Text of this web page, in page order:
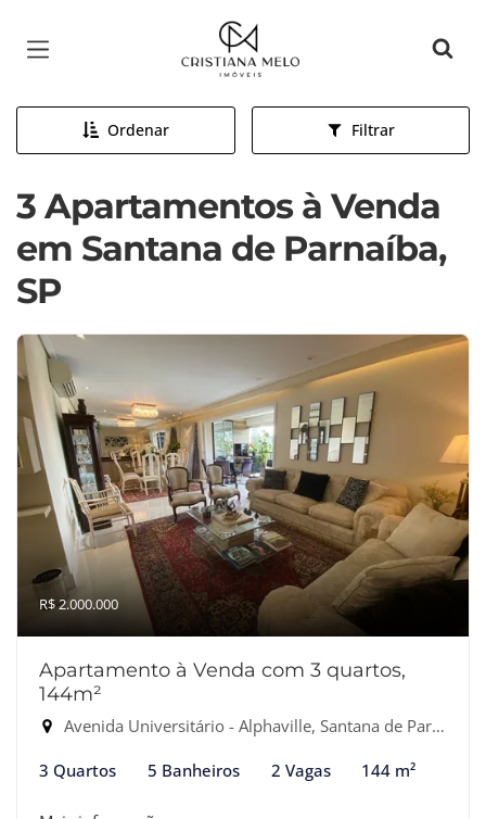
Página inicial
Ordenar Filtrar
3 Apartamentos à Venda
em Santana de Parnaíba,
SP
R$ 2.000.000
Apartamento à Venda com 3 quartos,
144m²
Avenida Universitário - Alphaville, Santana de Parnaíba-SP
3 Quartos 5 Banheiros 2 Vagas 144 m²